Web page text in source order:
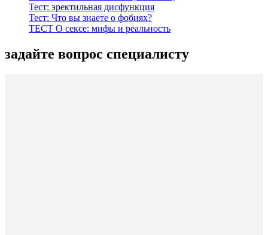
Тест: эректильная дисфункция
Тест: Что вы знаете о фобиях?
ТЕСТ О сексе: мифы и реальность
задайте вопрос специалисту